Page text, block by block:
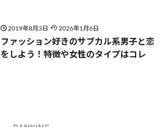
2019年8月3日 2026年1月6日
ファッション好きのサブカル系男子と恋
をしよう！特徴や女性のタイプはコレ